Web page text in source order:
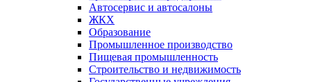
Автосервис и автосалоны
ЖКХ
Образование
Промышленное производство
Пищевая промышленность
Строительство и недвижимость